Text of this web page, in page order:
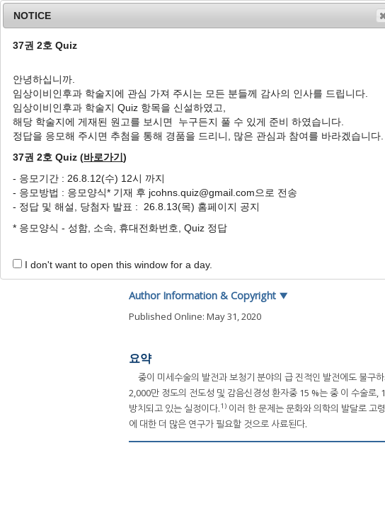
Home Journal Info
J Clin Otolaryngol Head Neck Surg1990;1(1):13-21
pISSN: 1225-0244, eISSN: 2713-833X
종설
즉두골 자극 이식 보청장치
고의경 전경명
Temporal Bone Stimulation
Eui Kyung Goh1,Kyong Myong Chon
Author Information & Copyright ▼
Published Online: May 31, 2020
요약
중이 미세수술의 발전과 보청기 분야의 급 진적인 발전에도 불구
2,000만 정도의 전도성 및 감음신경성 환자중 15 %는 중 이 수술로
방치되고 있는 실정이다.1) 이러 한 문제는 문화와 의학의 발달로 고
에 대한 더 많은 연구가 필요할 것으로 사료된다.
NOTICE
37권 2호 Quiz
안녕하십니까.
임상이비인후과 학술지에 관심 가져 주시는 모든 분들께 감사의 인사를 드립니다.
임상이비인후과 학술지 Quiz 항목을 신설하였고,
해당 학술지에 게재된 원고를 보시면 누구든지 풀 수 있게 준비 하였습니다.
정답을 응모해 주시면 추첨을 통해 경품을 드리니, 많은 관심과 참여를 바라겠습니다.
37권 2호 Quiz (바로가기)
- 응모기간 : 26.8.12(수) 12시 까지
- 응모방법 : 응모양식* 기재 후 jcohns.quiz@gmail.com으로 전송
- 정답 및 해설, 당첨자 발표 : 26.8.13(목) 홈페이지 공지
* 응모양식 - 성함, 소속, 휴대전화번호, Quiz 정답
I don't want to open this window for a day.